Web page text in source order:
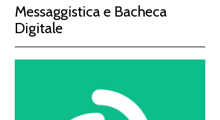
Messaggistica e Bacheca
Digitale